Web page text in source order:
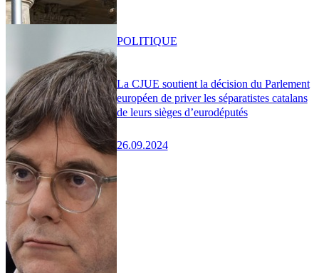
La CJUE soutient la décision du Parlement
européen de priver les séparatistes catalans
de leurs sièges d’eurodéputés
26.09.2024
POLITIQUE